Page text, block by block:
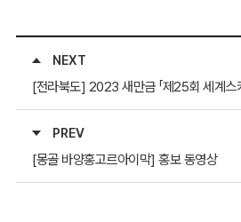
NEXT
PREV
[몽골 바양홍고르아이막] 홍보 동영상